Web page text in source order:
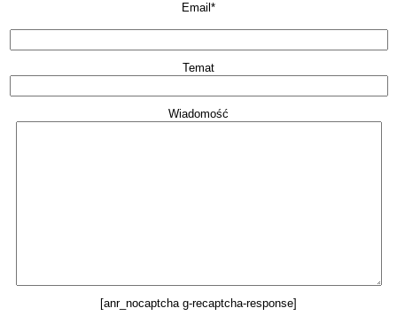
Email*
Temat
Wiadomość
[anr_nocaptcha g-recaptcha-response]